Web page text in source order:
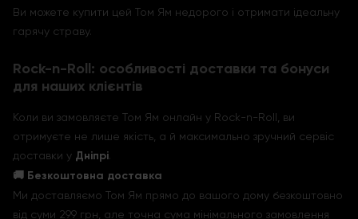
Ви можете купити цей Том Ям недорого і отримати ідеальну
гарячу страву.
Rock-n-Roll: особливості доставки та бонуси
для наших клієнтів
Коли ви замовляєте Том Ям онлайн у Rock-n-Roll, ви
отримуєте не лише якість, а й максимально зручний сервіс
доставки у Дніпрі.
🚚 Безкоштовна доставка
Ми доставляємо Том Ям прямо до вашого дому безкоштовно
від суми 299 грн, але точна сума мінімального замовлення